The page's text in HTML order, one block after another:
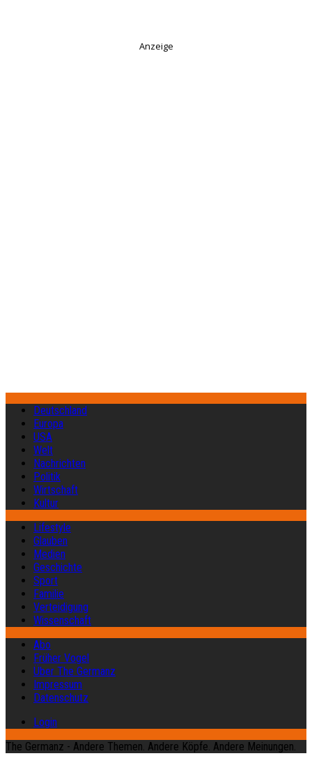
Anzeige
Deutschland
Europa
USA
Welt
Nachrichten
Politik
Wirtschaft
Kultur
Lifestyle
Glauben
Medien
Geschichte
Sport
Familie
Verteidigung
Wissenschaft
Abo
Früher Vogel
Über The Germanz
Impressum
Datenschutz
Login
The Germanz - Andere Themen. Andere Köpfe. Andere Meinungen.